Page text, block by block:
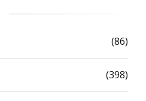
(86)
(398)